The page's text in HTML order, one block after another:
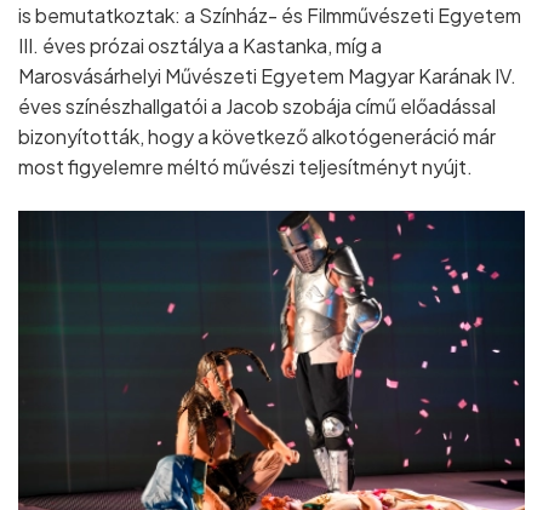
is bemutatkoztak: a Színház- és Filmművészeti Egyetem
III. éves prózai osztálya a Kastanka, míg a
Marosvásárhelyi Művészeti Egyetem Magyar Karának IV.
éves színészhallgatói a Jacob szobája című előadással
bizonyították, hogy a következő alkotógeneráció már
most figyelemre méltó művészi teljesítményt nyújt.